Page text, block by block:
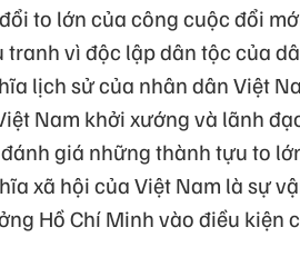
to lớn của công cuộc đổi
vì độc lập dân tộc của
lịch sử của nhân dân Việt
Nam khởi xướng và lãnh
giá những thành tựu to
xã hội của Việt Nam là sự
Hồ Chí Minh vào điều kiện